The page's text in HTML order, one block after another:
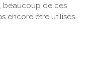
beaucoup de ces
encore être utilisés.